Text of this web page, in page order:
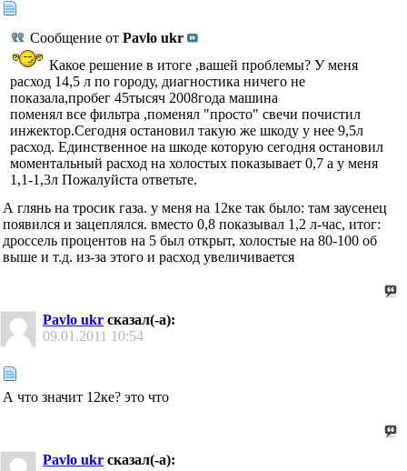
Сообщение от Pavlo ukr
Какое решение в итоге ,вашей проблемы? У меня
расход 14,5 л по городу, диагностика ничего не
показала,пробег 45тысяч 2008года машина
поменял все фильтра ,поменял "просто" свечи почистил
инжектор.Сегодня остановил такую же шкоду у нее 9,5л
расход. Единственное на шкоде которую сегодня остановил
моментальный расход на холостых показывает 0,7 а у меня
1,1-1,3л Пожалуйста ответьте.
А глянь на тросик газа. у меня на 12ке так было: там заусенец
появился и зацеплялся. вместо 0,8 показывал 1,2 л-час, итог:
дроссель процентов на 5 был открыт, холостые на 80-100 об
выше и т.д. из-за этого и расход увеличивается
Pavlo ukr сказал(-а):
09.01.2011 10:54
А что значит 12ке? это что
Pavlo ukr сказал(-а):